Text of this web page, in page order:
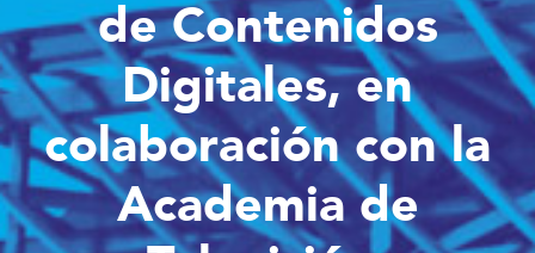
de Contenidos
Digitales, en
colaboración con la
Academia de